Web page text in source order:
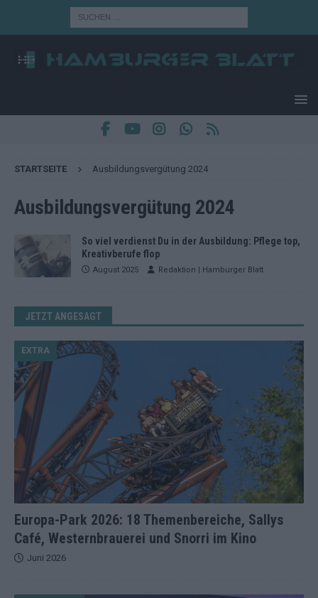
STARTSEITE Ausbildungsvergütung 2024
Ausbildungsvergütung 2024
So viel verdienst Du in der Ausbildung: Pflege top,
Kreativberufe flop
August 2025 Redaktion | Hamburger Blatt
JETZT ANGESAGT
Europa-Park 2026: 18 Themenbereiche, Sallys
Café, Westernbrauerei und Snorri im Kino
EXTRA
Juni 2026